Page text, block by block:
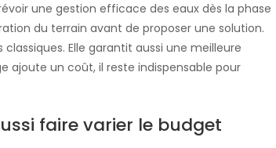
une gestion efficace des eaux dès la phase
du terrain avant de proposer une solution.
Elle garantit aussi une meilleure
ajoute un coût, il reste indispensable pour
faire varier le budget